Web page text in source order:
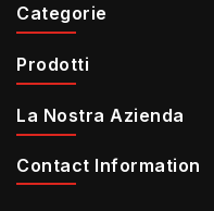
Categorie
Prodotti
La Nostra Azienda
Contact Information